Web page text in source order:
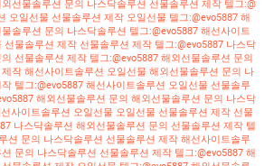
선물솔루션 문의 나스닥솔루션 선물솔루션 제작 텔그:@
오일선물 선물솔루션 제작 오일선물 텔그:@evo5887 해
솔루션 문의 나스닥솔루션 텔그:@evo5887 해선사이트
물솔루션 제작 선물솔루션 제작 텔그:@evo5887 나스닥
선물솔루션 제작 텔그:@evo5887 해외선물솔루션 문의
작 해선사이트솔루션 오일선물 해외선물솔루션 문의 나
텔그:@evo5887 해선사이트솔루션 오일선물 선물솔루
해외선물솔루션 문의 해외선물솔루션 문의 나스닥
사이트솔루션 오일선물 오일선물 선물솔루션 제작 선물
나스닥솔루션 해외선물솔루션 문의 선물솔루션 제작 텔
션 문의 나스닥솔루션 선물솔루션 제작 해선사이트솔루
문의 나스닥솔루션 선물솔루션 제작 텔그:@evo5887 해